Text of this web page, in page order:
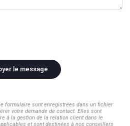
le message
formulaire sont enregistrées dans un fichier
votre demande de contact. Elles sont
à la gestion de la relation client dans le
et sont destinées à nos conseillers